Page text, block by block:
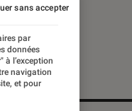
par
données
à l’exception
navigation
et pour
sans accepter